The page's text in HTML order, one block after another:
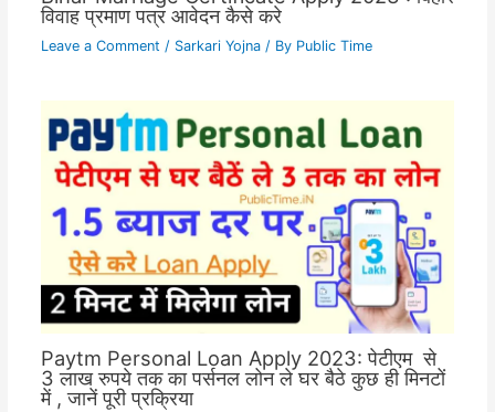
विवाह प्रमाण पत्र आवेदन कैसे करे
Leave a Comment / Sarkari Yojna/ By Public Time
Paytm Personal Loan Apply 2023: पेटीएम से
3 लाख रुपये तक का पर्सनल लोन ले घर बैठे कुछ ही मिनटों
में , जानें पूरी प्रक्रिया